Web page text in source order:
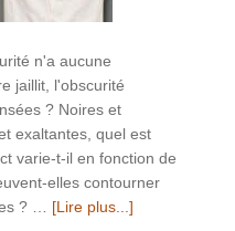
n'a aucune
jaillit, l'obscurité
? Noires et
exaltantes, quel est
varie-t-il en fonction de
elles contourner
? … [Lire plus...]